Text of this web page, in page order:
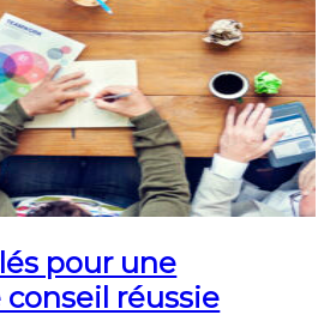
pour une
réussie